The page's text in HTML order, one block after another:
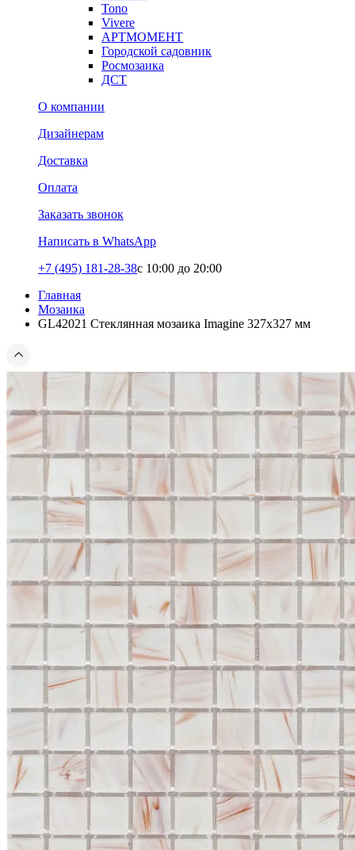
Tono
Vivere
АРТМОМЕНТ
Городской садовник
Росмозаика
ДСТ
О компании
Дизайнерам
Доставка
Оплата
Заказать звонок
Написать в WhatsApp
+7 (495) 181-28-38c 10:00 до 20:00
Главная
Мозаика
GL42021 Стеклянная мозаика Imagine 327x327 мм